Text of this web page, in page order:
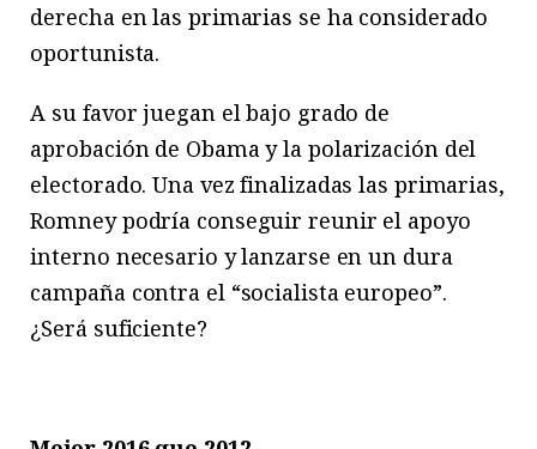
derecha en las primarias se ha considerado
oportunista.
A su favor juegan el bajo grado de
aprobación de Obama y la polarización del
electorado. Una vez finalizadas las primarias,
Romney podría conseguir reunir el apoyo
interno necesario y lanzarse en un dura
campaña contra el “socialista europeo”.
¿Será suficiente?